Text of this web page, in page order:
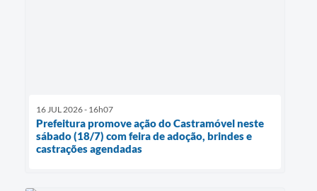
16 JUL 2026 - 16h07
Prefeitura promove ação do Castramóvel neste
sábado (18/7) com feira de adoção, brindes e
castrações agendadas